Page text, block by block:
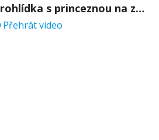
Prohlídka s princeznou na zámku Stekník
Přehrát video